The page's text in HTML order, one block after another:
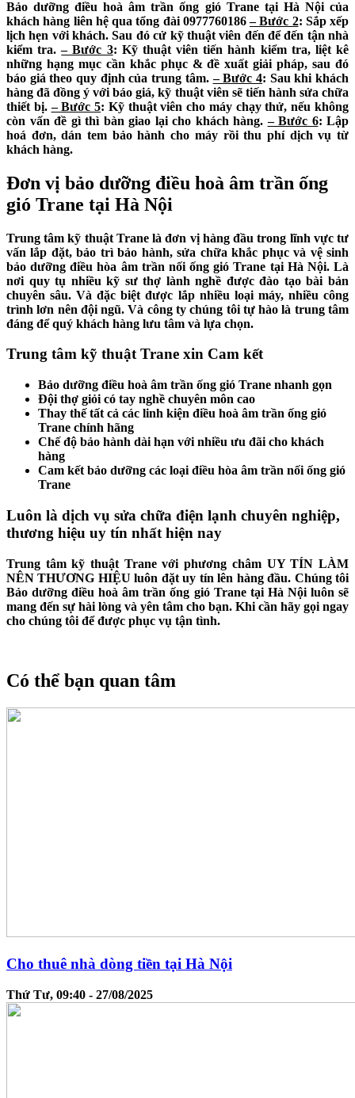
Bảo dưỡng điều hoà âm trần ống gió Trane tại Hà Nội của
khách hàng liên hệ qua tổng đài 0977760186 – Bước 2: Sắp xếp
lịch hẹn với khách. Sau đó cử kỹ thuật viên đến để đến tận nhà
kiểm tra.– Bước 3: Kỹ thuật viên tiến hành kiểm tra, liệt kê
những hạng mục cần khắc phục & đề xuất giải pháp, sau đó
báo giá theo quy định của trung tâm.– Bước 4: Sau khi khách
hàng đã đồng ý với báo giá, kỹ thuật viên sẽ tiến hành sửa chữa
thiết bị.– Bước 5: Kỹ thuật viên cho máy chạy thử, nếu không
còn vấn đề gì thì bàn giao lại cho khách hàng.– Bước 6: Lập
hoá đơn, dán tem bảo hành cho máy rồi thu phí dịch vụ từ
khách hàng.
Đơn vị bảo dưỡng điều hoà âm trần ống
gió Trane tại Hà Nội
Trung tâm kỹ thuật Trane là đơn vị hàng đầu trong lĩnh vực tư
vấn lắp đặt, bảo trì bảo hành, sửa chữa khắc phục và vệ sinh
bảo dưỡng điều hòa âm trần nối ống gió Trane tại Hà Nội. Là
nơi quy tụ nhiều kỹ sư thợ lành nghề được đào tạo bài bản
chuyên sâu. Và đặc biệt được lắp nhiều loại máy, nhiều công
trình lơn nên đội ngũ. Và công ty chúng tôi tự hào là trung tâm
đáng để quý khách hàng lưu tâm và lựa chọn.
Trung tâm kỹ thuật Trane xin Cam kết
Bảo dưỡng điều hoà âm trần ống gió Trane nhanh gọn
Đội thợ giỏi có tay nghề chuyên môn cao
Thay thế tất cả các linh kiện điều hoà âm trần ống gió
Trane chính hãng
Chế độ bảo hành dài hạn với nhiều ưu đãi cho khách
hàng
Cam kết bảo dưỡng các loại điều hòa âm trần nối ống gió
Trane
Luôn là dịch vụ sửa chữa điện lạnh chuyên nghiệp,
thương hiệu uy tín nhất hiện nay
Trung tâm kỹ thuật Trane với phương châm UY TÍN LÀM
NÊN THƯƠNG HIỆU luôn đặt uy tín lên hàng đầu. Chúng tôi
Bảo dưỡng điều hoà âm trần ống gió Trane tại Hà Nội luôn sẽ
mang đến sự hài lòng và yên tâm cho bạn. Khi cần hãy gọi ngay
cho chúng tôi để được phục vụ tận tình.
Có thể bạn quan tâm
Cho thuê nhà dòng tiền tại Hà Nội
Thứ Tư, 09:40 - 27/08/2025